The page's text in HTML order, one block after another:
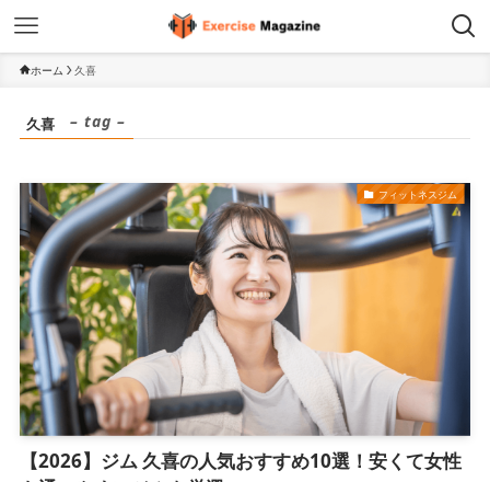
ホーム 久喜
久喜 – tag –
フィットネスジム
【2026】ジム 久喜の人気おすすめ10選！安くて女性